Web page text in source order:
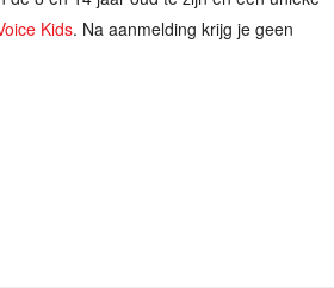
Kids. Na aanmelding krijg je geen